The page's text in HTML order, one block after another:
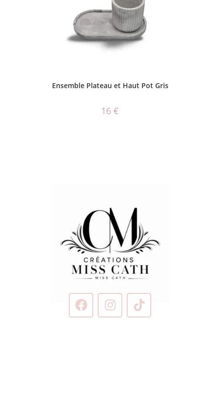
Ensemble Plateau et Haut Pot Gris
16 €